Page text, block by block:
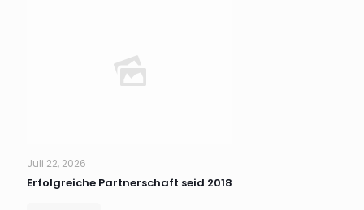
Juli 22, 2026
Erfolgreiche Partnerschaft seid 2018